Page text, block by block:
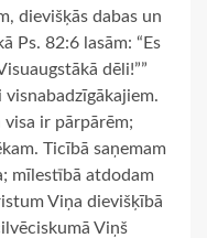
dievišķās dabas un
Ps. 82:6 lasām: “Es
dēli!””
ir pārpārēm;
Ticībā saņemam
mīlestībā atdodam
Viņa dievišķībā
Viņš